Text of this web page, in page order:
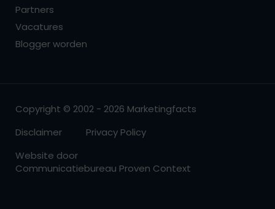
Partners
Vacatures
Blogger worden
Copyright © 2002 - 2026 Marketingfacts
Disclaimer
Privacy Policy
Website door
Communicatiebureau Proven Context